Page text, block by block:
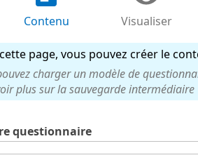
Contenu Visualiser
page, vous pouvez créer le
charger un modèle de
plus sur la sauvegarde intermédiaire
questionnaire